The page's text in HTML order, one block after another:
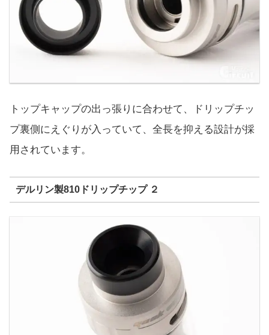
トップキャップの出っ張りに合わせて、ドリップチッ
プ裏側にえぐりが入っていて、全長を抑える設計が採
用されています。
デルリン製810ドリップチップ ２